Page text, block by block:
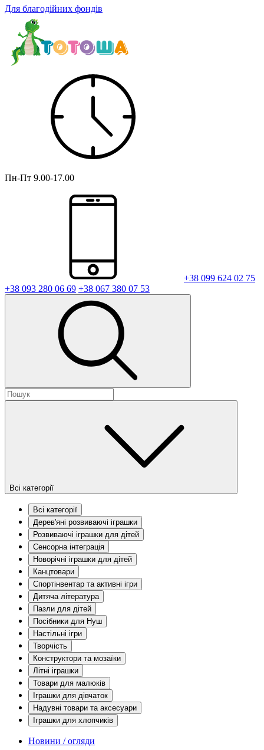
Для благодійних фондів
Пн-Пт 9.00-17.00
+38 099 624 02 75
+38 093 280 06 69 +38 067 380 07 53
Всі категорії
Всі категорії
Дерев'яні розвиваючі іграшки
Розвиваючі іграшки для дітей
Сенсорна інтеграція
Новорічні іграшки для дітей
Канцтовари
Спортінвентар та активні ігри
Дитяча література
Пазли для дітей
Посібники для Нуш
Настільні ігри
Творчість
Конструктори та мозаїки
Літні іграшки
Товари для малюків
Іграшки для дівчаток
Надувні товари та аксесуари
Іграшки для хлопчиків
Новини / огляди